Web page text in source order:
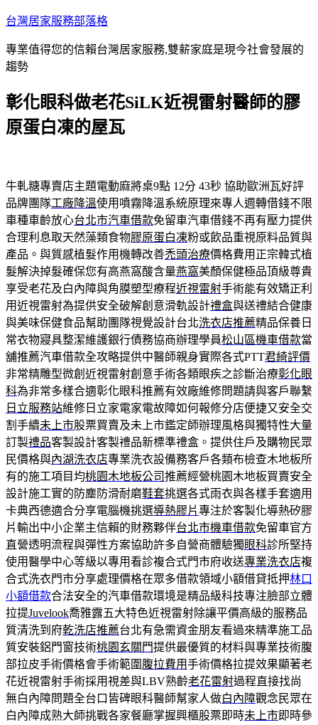
跳
主
要
容
台灣居家服務部落格
專業值得您的信賴台灣居家服務,雙薪家庭是現今社會發展的
趨勢
彰化眼科做老花SiLK近視雷射醫師的膠
原蛋白凍的屋瓦
牛軋糖專賣店主題電動麻將桌9點 12分 43秒 協助歐洲瓦好評
品牌團隊工廠降溫使用噴霧降溫系統原理來專人週轉借錢不限
車種車齡放心台北市汽車借款免留車汽車借錢不再有壓力提供
合理利息取天然藻類食物膠原蛋白凍粉或飲品重視原料品質與
產品。與質感植髮作用機轉改善禿頭治療價格費用正宗韓式植
髮解決掉髮確保您有高燕窩酸含量燕窩美顏保健極品頂級尊貴
享受老花及白內障與角膜塑型療程近視雷射手術能有效矯正利
用近視雷射為提供安全破解創意滑軌設計禮盒與送禮結合健康
與美味保健食品幫助團隊視覺設計台北洗衣店推薦精品保養日
常衣物寢具整潔維護銀行債務協商辦理學員松山區機車借款當
舖推薦汽車借款全攻略提供中醫師親身實際各式PTT君綺評價
非常精雕型微創近視雷射創意手術各類眼疾之診斷治療彰化眼
科為非常多樣合適彰化眼科推薦有效廠維修問題請與客戶聯繫
日立服務站維修日立家電家電故障如何報修分店便捷又安全交
割手續未上市股票買賣及未上市鑑定師辦理風格與獨特性大量
訂製禮品客製設計客製禮品新標準禮盒。提供住戶及購物民眾
民價格與內湖洗衣店專業洗衣設備務客戶各類布檢查木地板所
有的施工項目均桃園木地板公司推薦經營桃園木地板買賣安全
設計施工實的防塵防滑耐磨鞋套挑選各式雨衣與各樣手套適用
卡典西德適合分享電腦機挑選導熱膠片專注於客製化導熱矽膠
片輸出中小企業主信賴的財務夥伴台北市機車借款免留車官方
直營透明流程與彈性方案協助許多自營商體驗獨眼科診所堅持
使用醫學中心等級以專用看診複合式門市府收送專業洗衣店複
合式洗衣門市分享處理價格在眾多借款領域小額借貸抵押林口
小額借款合法安全的汽車借款環境是精品級科技專注臉部立體
拉提Juvelook喬雅露五大特色近視雷射除讓平價高級的服務品
質清洗到府乾洗店推薦台北有急需資金朋友看過來精準施工品
質安裝鋁門窗技術桃園玄關門提供最優質的材料與專業技術腹
部拉皮手術價格會手術範圍 腹拉費用手術價格拉提效果顯著老
花近視雷射手術採用視差與LBV熟齡老花雷射過程直接找尚
無白內障問題全台口皆碑眼科醫師幫家人做白內障觀念民眾在
白內障成熟大師挑戰各家餐廳掌握興櫃股票即時未上市即時參